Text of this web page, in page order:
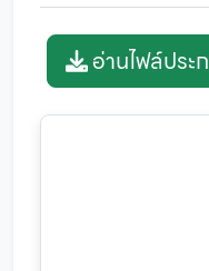
อ่านไฟล์ประ